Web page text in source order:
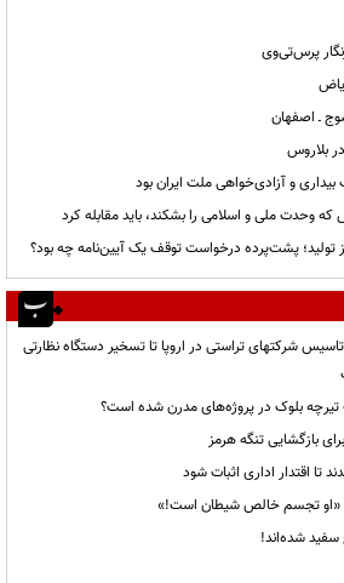
پرس‌تی‌وی
بلاروس
و آزادی‌خواهی ملت ایران بود
وحدت ملی و اسلامی را بشکند، باید مقابله کرد
تولید؛ پشت‌پرده درخواست توقف یک آیین‌نامه چه بود؟
شرکتهای تراستی در اروپا تا تسخیر دستگاه نظارتی
بلوک در پروژه‌های مدرن شده است؟
بازگشایی تنگه هرمز
تا اقتدار اداری اثبات شود
«او تجسم خالص شیطان است!»
شده‌اند!